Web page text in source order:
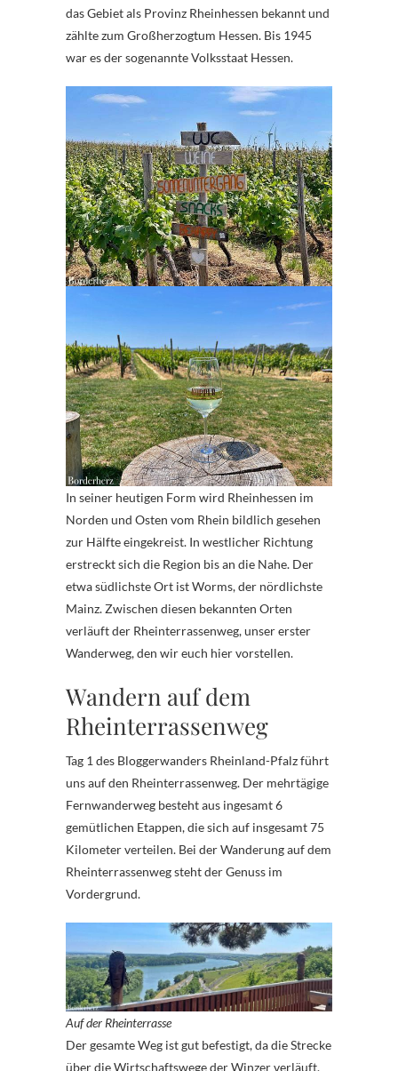
das Gebiet als Provinz Rheinhessen bekannt und
zählte zum Großherzogtum Hessen. Bis 1945
war es der sogenannte Volksstaat Hessen.
In seiner heutigen Form wird Rheinhessen im
Norden und Osten vom Rhein bildlich gesehen
zur Hälfte eingekreist. In westlicher Richtung
erstreckt sich die Region bis an die Nahe. Der
etwa südlichste Ort ist Worms, der nördlichste
Mainz. Zwischen diesen bekannten Orten
verläuft der Rheinterrassenweg, unser erster
Wanderweg, den wir euch hier vorstellen.
Wandern auf dem
Rheinterrassenweg
Tag 1 des Bloggerwanders Rheinland-Pfalz führt
uns auf den Rheinterrassenweg. Der mehrtägige
Fernwanderweg besteht aus ingesamt 6
gemütlichen Etappen, die sich auf insgesamt 75
Kilometer verteilen. Bei der Wanderung auf dem
Rheinterrassenweg steht der Genuss im
Vordergrund.
Auf der Rheinterrasse
Der gesamte Weg ist gut befestigt, da die Strecke
über die Wirtschaftswege der Winzer verläuft.